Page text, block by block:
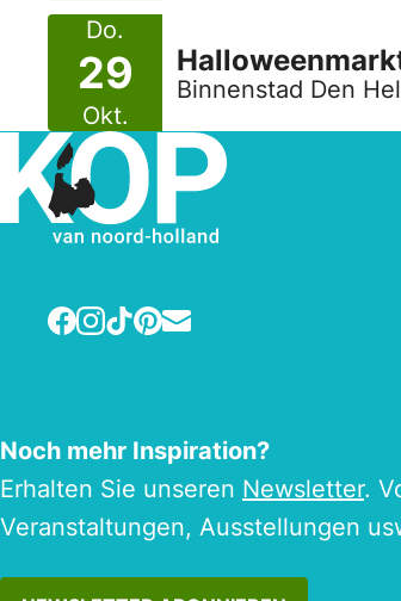
Do.
29
Okt.
Binnenstad Den
Facebook
Instagram
TikTok
Pinterest
E-mail
Noch mehr Inspiration?
Erhalten Sie unseren Newsletter.
Veranstaltungen, Ausstellungen